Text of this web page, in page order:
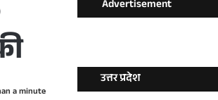
a minute
Advertisement
उत्तर प्रदेश